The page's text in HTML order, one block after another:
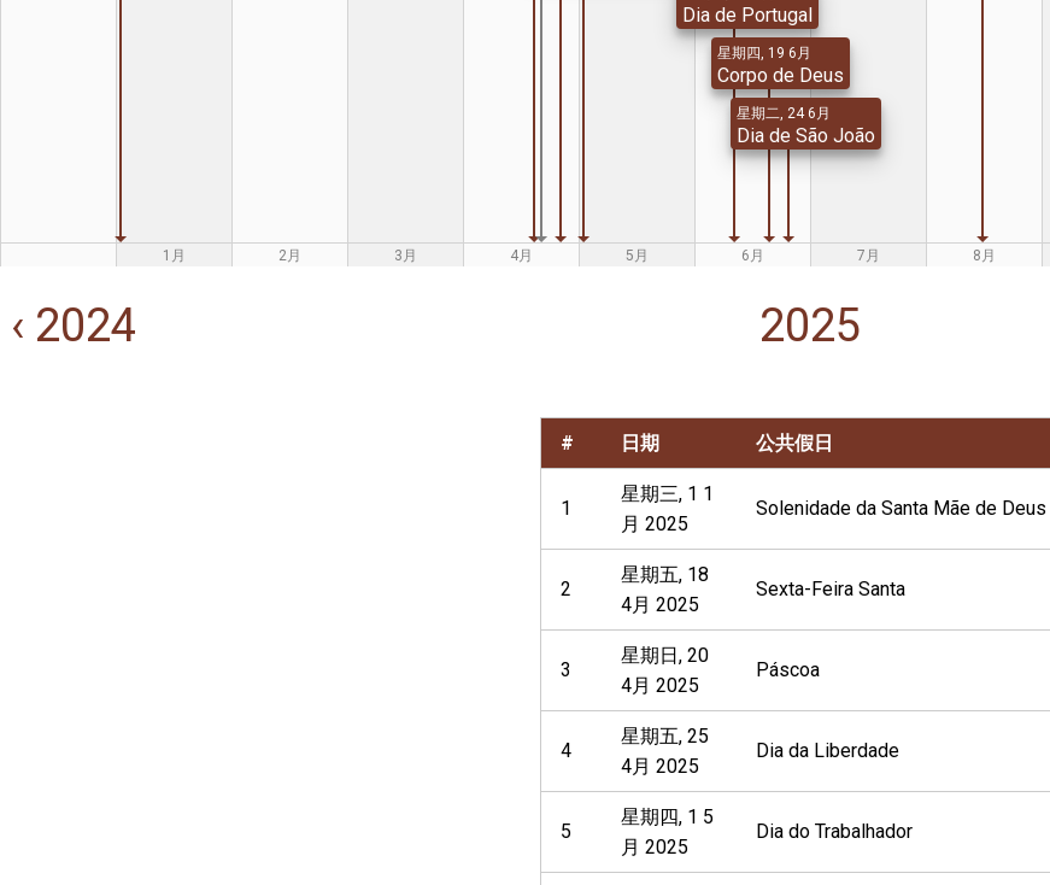
Dia de Portugal
星期四, 19 6月
Corpo de Deus
星期二, 24 6月
Dia de São João
1月 2月 3月 4月 5月 6月 7月 8月
‹ 2024 2025
# 日期 公共假日
1
星期三, 1 1
月 2025
Solenidade da Santa Mãe de Deus
2
星期五, 18
4月 2025
Sexta-Feira Santa
3
星期日, 20
4月 2025
Páscoa
4
星期五, 25
4月 2025
Dia da Liberdade
5
星期四, 1 5
月 2025
Dia do Trabalhador